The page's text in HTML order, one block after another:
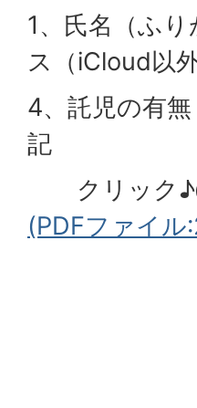
1、⽒名（ふ
ス（iCloud以外
4、託児の有
クリック
(PDFファイル